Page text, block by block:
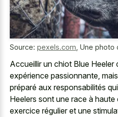
Source: pexels.com Une photo
Accueillir un chiot Blue
expérience passionnante,
préparé aux responsabilités
Heelers sont une race à
exercice régulier et une